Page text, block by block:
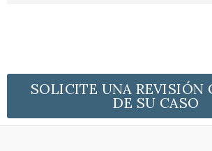
SOLICITE UNA REVISIÓN
DE SU CASO